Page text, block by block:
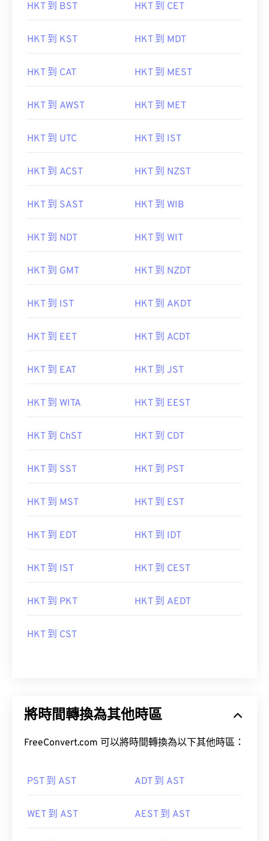
HKT 到 BST HKT 到 CET
HKT 到 KST HKT 到 MDT
HKT 到 CAT HKT 到 MEST
HKT 到 AWST HKT 到 MET
HKT 到 UTC HKT 到 IST
HKT 到 ACST HKT 到 NZST
HKT 到 SAST HKT 到 WIB
HKT 到 NDT HKT 到 WIT
HKT 到 GMT HKT 到 NZDT
HKT 到 IST HKT 到 AKDT
HKT 到 EET HKT 到 ACDT
HKT 到 EAT HKT 到 JST
HKT 到 WITA HKT 到 EEST
HKT 到 ChST HKT 到 CDT
HKT 到 SST HKT 到 PST
HKT 到 MST HKT 到 EST
HKT 到 EDT HKT 到 IDT
HKT 到 IST HKT 到 CEST
HKT 到 PKT HKT 到 AEDT
HKT 到 CST
將時間轉換為其他時區
FreeConvert.com 可以將時間轉換為以下其他時區：
PST 到 AST ADT 到 AST
WET 到 AST AEST 到 AST